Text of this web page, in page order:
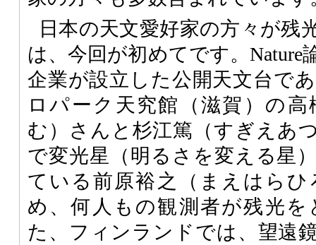
日本の天文愛好家の方々が残
は、今回が初めてです。Nature
企業が設立した公開天文台で
ロパーク天究館（滋賀）の
む）さんと杉江篤（すぎえあ
で変光星（明るさを変える星
ている前原裕之（まえはら
め、何人もの観測者が残光
た、フィンランドでは、望遠